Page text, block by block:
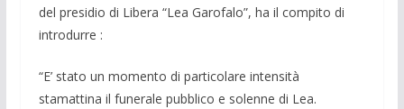
del pre­sidio di Libera “Lea Garofalo”, ha il compito di
introdurre :
“E’ stato un momento di particolare in­tensità
stamattina il funerale pubblico e solenne di Lea.